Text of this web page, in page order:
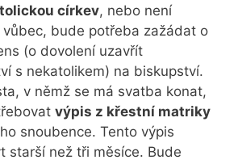
církev, nebo není
bude potřeba zažádat o
(o dovolení uzavřít
s nekatolikem) na biskupství.
v němž se má svatba konat,
výpis z křestní matriky
snoubence. Tento výpis
starší než tři měsíce. Bude